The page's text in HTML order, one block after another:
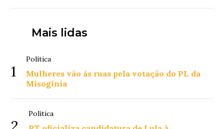
Mais lidas
1
Política
Mulheres vão às ruas pela votação do PL da
Misoginia
Política